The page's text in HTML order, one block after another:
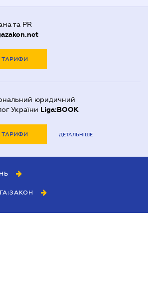
та PR
ТАРИФИ
юридичний
України Liga:BOOK
ТАРИФИ ДЕТАЛЬНІШЕ